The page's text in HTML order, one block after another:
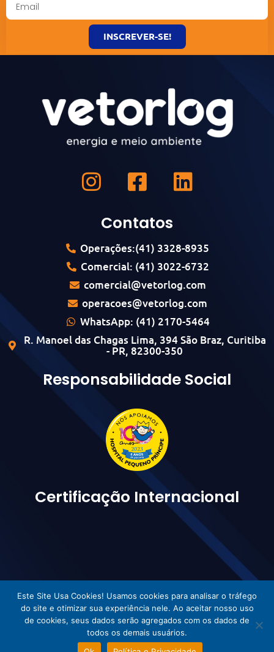
INSCREVER-SE!
Contatos
Operações:(41) 3328-8935
Comercial: (41) 3022-6732
comercial@vetorlog.com
operacoes@vetorlog.com
WhatsApp: (41) 2170-5464
R. Manoel das Chagas Lima, 394 São Braz, Curitiba
- PR, 82300-350
Responsabilidade Social
Certificação Internacional
Vetorlog © Todos os direitos reservados - Desenvolvido por Incom
Este Site Usa Cookies! Usamos cookies para analisar o tráfego
do site e otimizar sua experiência nele. Ao aceitar nosso uso
de cookies, seus dados serão agregados com os dados de
todos os demais usuários.